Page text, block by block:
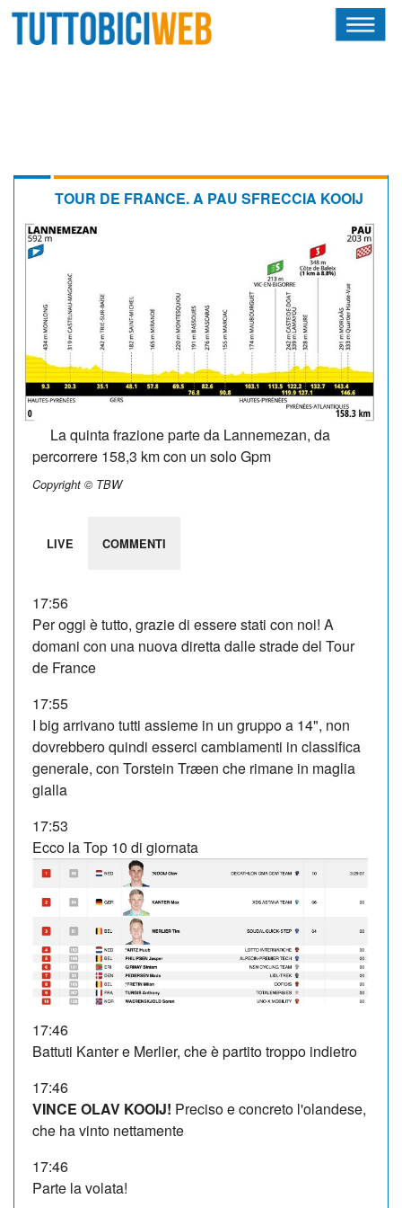
CALENDARIO
ALBI D'ORO
NEWSLETTER
TOUR DE FRANCE. A PAU SFRECCIA KOOIJ
La quinta frazione parte da Lannemezan, da
percorrere 158,3 km con un solo Gpm
Copyright © TBW
LIVE COMMENTI
17:56
Per oggi è tutto, grazie di essere stati con noi! A
domani con una nuova diretta dalle strade del Tour
de France
17:55
I big arrivano tutti assieme in un gruppo a 14", non
dovrebbero quindi esserci cambiamenti in classifica
generale, con Torstein Træen che rimane in maglia
gialla
17:53
Ecco la Top 10 di giornata
17:46
Battuti Kanter e Merlier, che è partito troppo indietro
17:46
VINCE OLAV KOOIJ! Preciso e concreto l'olandese,
che ha vinto nettamente
17:46
Parte la volata!